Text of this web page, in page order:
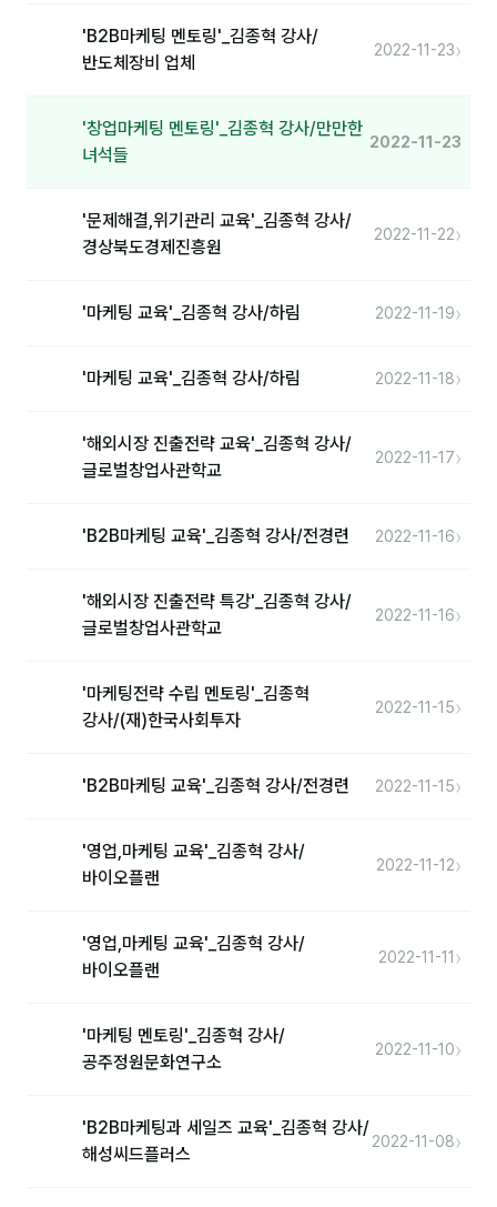
공지사항
'B2B마케팅 멘토링'_김종혁 강사/
반도체장비 업체
2022-11-23›
'창업마케팅 멘토링'_김종혁 강사/만만한
녀석들
2022-11-23
'문제해결,위기관리 교육'_김종혁 강사/
경상북도경제진흥원
2022-11-22›
'마케팅 교육'_김종혁 강사/하림 2022-11-19›
'마케팅 교육'_김종혁 강사/하림 2022-11-18›
'해외시장 진출전략 교육'_김종혁 강사/
글로벌창업사관학교
2022-11-17›
'B2B마케팅 교육'_김종혁 강사/전경련 2022-11-16›
'해외시장 진출전략 특강'_김종혁 강사/
글로벌창업사관학교
2022-11-16›
'마케팅전략 수립 멘토링'_김종혁
강사/(재)한국사회투자
2022-11-15›
'B2B마케팅 교육'_김종혁 강사/전경련 2022-11-15›
'영업,마케팅 교육'_김종혁 강사/
바이오플랜
2022-11-12›
'영업,마케팅 교육'_김종혁 강사/
바이오플랜
2022-11-11 ›
'마케팅 멘토링'_김종혁 강사/
공주정원문화연구소
2022-11-10›
'B2B마케팅과 세일즈 교육'_김종혁 강사/
해성씨드플러스
2022-11-08›